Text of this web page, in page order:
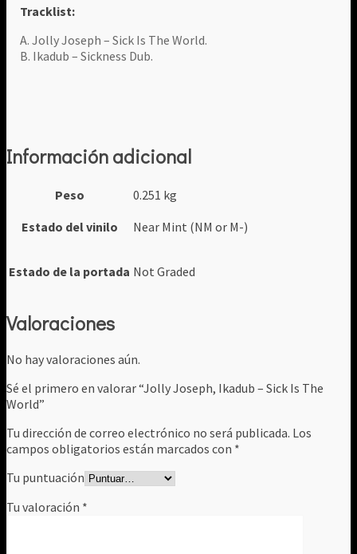
Tracklist:
A. Jolly Joseph – Sick Is The World.
B. Ikadub – Sickness Dub.
Información adicional
Peso
0.251 kg
Estado del vinilo
Near Mint (NM or M-)
Estado de la portada Not Graded
Valoraciones
No hay valoraciones aún.
Sé el primero en valorar “Jolly Joseph, Ikadub – Sick Is The
World”
Tu dirección de correo electrónico no será publicada. Los
campos obligatorios están marcados con *
Tu puntuación
Tu valoración *